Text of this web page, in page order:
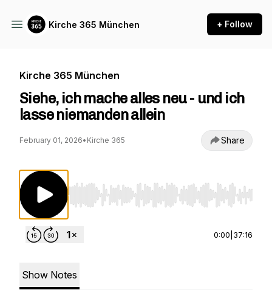
Kirche 365 München + Follow
Kirche 365 München
Siehe, ich mache alles neu - und ich
lasse niemanden allein
February 01, 2026• Kirche 365 Share
Use Left/Right to seek, Home/End to jump to
0:00 37:16
Show Notes